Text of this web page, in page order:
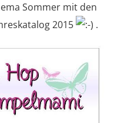
Sommer mit den
2015
.